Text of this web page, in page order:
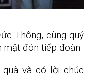
Thông, cùng quý
mật đón tiếp đoàn.
quà và có lời chúc